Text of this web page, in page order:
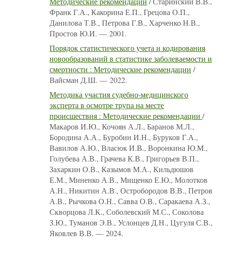
Франк Г.А., Какорина Е.П., Грецова О.П.,
Данилова Т.В., Петрова Г.В., Харченко Н.В.,
Простов Ю.И. — 2001.
Порядок статистического учета и кодирования
новообразований в статистике заболеваемости и
смертности : Методические рекомендации /
Вайсман Д.Ш. — 2022.
Методика участия судебно-медицинского
эксперта в осмотре трупа на месте
происшествия : Методические рекомендации /
Макаров И.Ю., Кочоян А.Л., Баранов М.Л.,
Бородина А.А., Буробин И.Н., Буруков Г.А.,
Вавилов А.Ю., Власюк И.В., Воронкина Ю.М.,
Голубева А.В., Грачева К.В., Григорьев В.П.,
Захаркин О.В., Казымов М.А., Кильдюшов
Е.М., Миненко А.В., Мищенко Е.Ю., Молотков
А.Н., Никитин А.В., Остробородов В.В., Петров
А.В., Рычкова О.Н., Савва О.В., Саракаева А.З.,
Скворцова Л.К., Соболевский М.С., Соколова
З.Ю., Туманов Э.В., Услонцев Д.Н., Цугуля С.В.,
Яковлев В.В. — 2024.